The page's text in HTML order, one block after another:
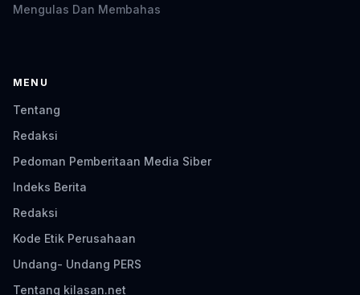
Mengulas Dan Membahas
MENU
Tentang
Redaksi
Pedoman Pemberitaan Media Siber
Indeks Berita
Redaksi
Kode Etik Perusahaan
Undang- Undang PERS
Tentang kilasan.net